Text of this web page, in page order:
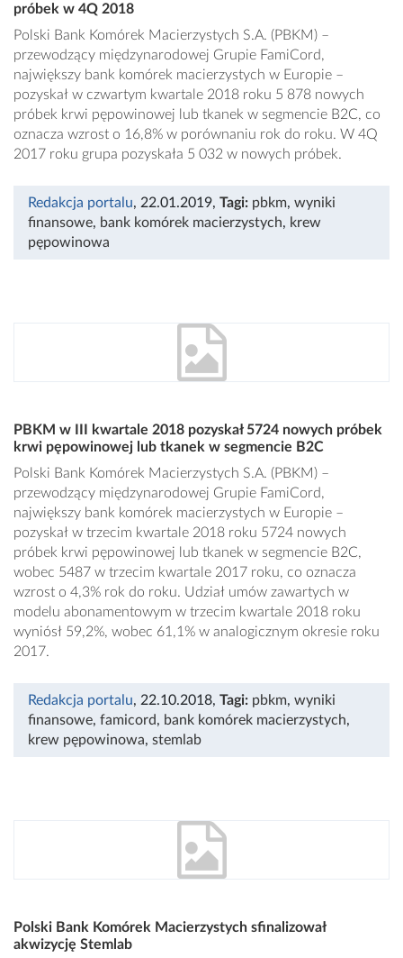
próbek w 4Q 2018
Polski Bank Komórek Macierzystych S.A. (PBKM) –
przewodzący międzynarodowej Grupie FamiCord,
największy bank komórek macierzystych w Europie –
pozyskał w czwartym kwartale 2018 roku 5 878 nowych
próbek krwi pępowinowej lub tkanek w segmencie B2C, co
oznacza wzrost o 16,8% w porównaniu rok do roku. W 4Q
2017 roku grupa pozyskała 5 032 w nowych próbek.
Redakcja portalu, 22.01.2019, Tagi: pbkm, wyniki
finansowe, bank komórek macierzystych, krew
pępowinowa
PBKM w III kwartale 2018 pozyskał 5724 nowych próbek
krwi pępowinowej lub tkanek w segmencie B2C
Polski Bank Komórek Macierzystych S.A. (PBKM) –
przewodzący międzynarodowej Grupie FamiCord,
największy bank komórek macierzystych w Europie –
pozyskał w trzecim kwartale 2018 roku 5724 nowych
próbek krwi pępowinowej lub tkanek w segmencie B2C,
wobec 5487 w trzecim kwartale 2017 roku, co oznacza
wzrost o 4,3% rok do roku. Udział umów zawartych w
modelu abonamentowym w trzecim kwartale 2018 roku
wyniósł 59,2%, wobec 61,1% w analogicznym okresie roku
2017.
Redakcja portalu, 22.10.2018, Tagi: pbkm, wyniki
finansowe, famicord, bank komórek macierzystych,
krew pępowinowa, stemlab
Polski Bank Komórek Macierzystych sfinalizował
akwizycję Stemlab